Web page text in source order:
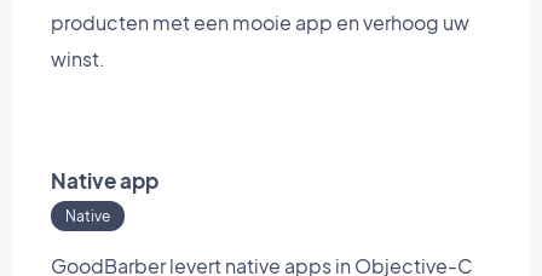
producten met een mooie app en verhoog uw
winst.
Native app
Native
GoodBarber levert native apps in Objective-C